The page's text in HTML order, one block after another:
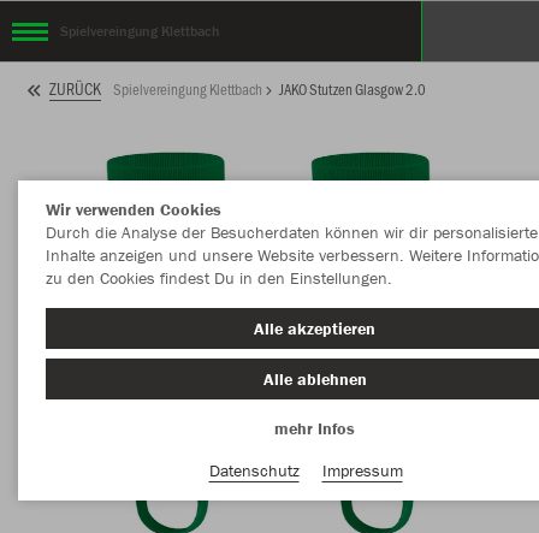
Spielvereingung Klettbach
ZURÜCK Spielvereingung Klettbach JAKO Stutzen Glasgow 2.0
Wir verwenden Cookies
Durch die Analyse der Besucherdaten können wir dir personalisierte
Inhalte anzeigen und unsere Website verbessern. Weitere
zu den Cookies findest Du in den Einstellungen.
Alle akzeptieren
Alle ablehnen
mehr Infos
Datenschutz
Impressum